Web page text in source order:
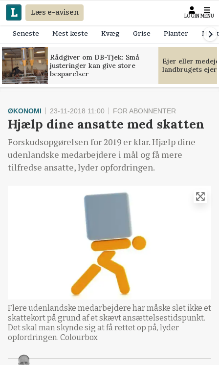
Læs e-avisen LOGIN MENU
Seneste Mest læste Kvæg Grise Planter
Rådgiver om DB-Tjek: Små
justeringer kan give store
besparelser
Ejer eller
landbrugets
ØKONOMI 23-11-2018 11:00 FOR ABONNENTER
Hjælp dine ansatte med skatten
Forskudsopgørelsen for 2019 er klar. Hjælp dine
udenlandske medarbejdere i mål og få mere
tilfredse ansatte, lyder opfordringen.
Flere udenlandske medarbejdere har måske slet ikke et
skattekort på grund af et skævt ansættelsestidspunkt.
Det skal man skynde sig at få rettet op på, lyder
opfordringen. Colourbox